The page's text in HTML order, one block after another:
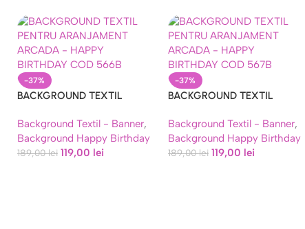
-37%
BACKGROUND TEXTIL
ARCADA – HAPPY BIRTHDAY
COD 566B
Background Textil - Banner,
Background Happy Birthday
189,00lei 119,00 lei
-37%
BACKGROUND TEXTIL
ARCADA – HAPPY BIRTHDAY
COD 567B
Background Textil - Banner,
Background Happy Birthday
189,00lei 119,00 lei